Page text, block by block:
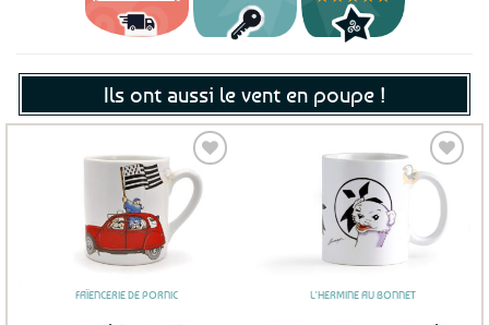
Ils ont aussi le vent en poupe !
Ajouter
FAÏENCERIE DE PORNIC
aux
favoris
L'HERMINE AU BONNET